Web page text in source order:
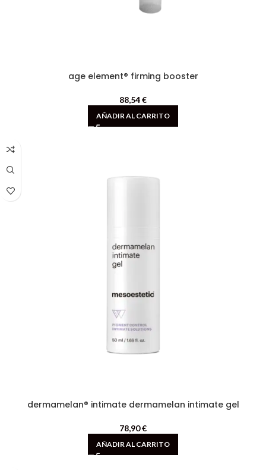
age element® firming booster
88,54€
AÑADIR AL CARRITO
dermamelan® intimate dermamelan intimate gel
78,90€
AÑADIR AL CARRITO